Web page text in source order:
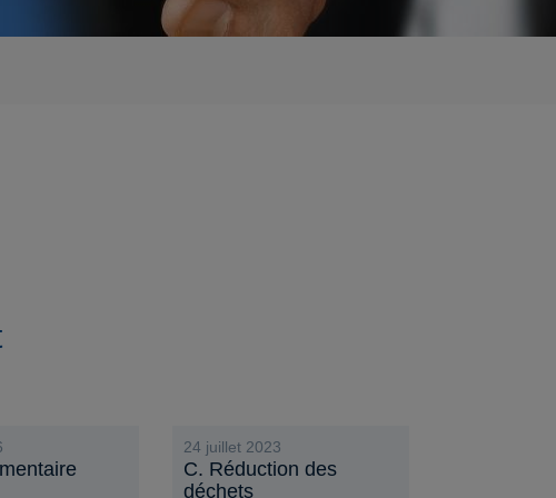
24 juillet 2023
C. Réduction des
déchets